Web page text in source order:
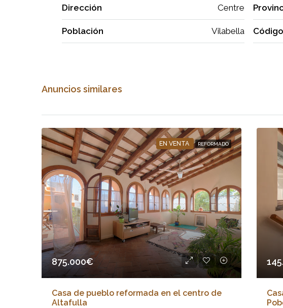
Dirección Centre
Población Vilabella
Anuncios similares
EN VENTA REFORMADO
875.000€
Casa de pueblo reformada en el centro de
Altafulla